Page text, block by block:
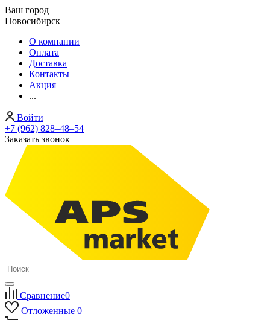
Ваш город
Новосибирск
О компании
Оплата
Доставка
Контакты
Акция
...
Войти
+7 (962) 828‒48‒54
Заказать звонок
Сравнение0
Отложенные 0